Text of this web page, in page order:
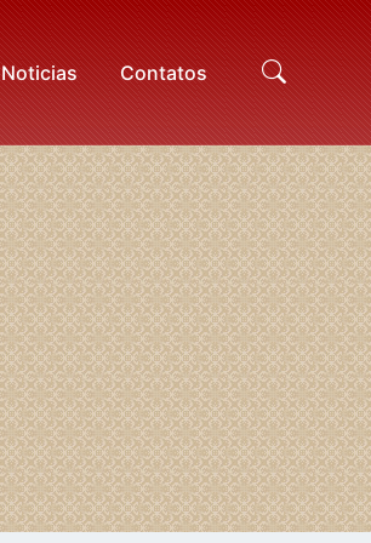
Noticias Contatos